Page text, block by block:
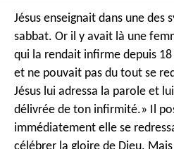
Jésus enseignait dans une des
sabbat. Or il y avait là une
qui la rendait infirme depuis
et ne pouvait pas du tout se
Jésus lui adressa la parole et
délivrée de ton infirmité.» Il
immédiatement elle se